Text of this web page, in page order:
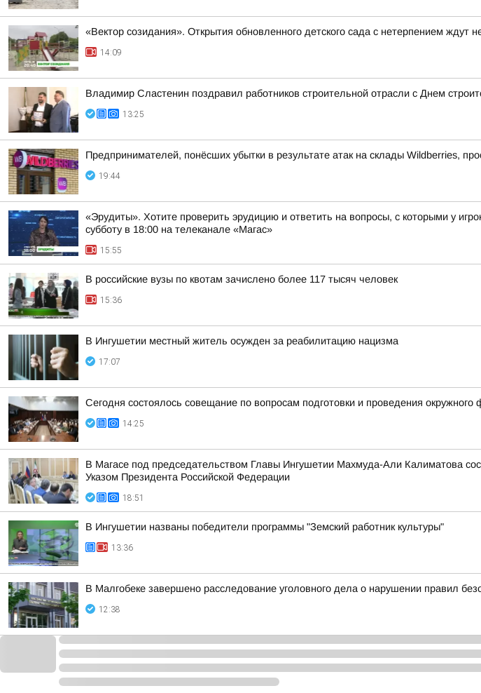
«Вектор созидания». Открытия обновленного детского сада с нетерпением ждут
14:09
Владимир Сластенин поздравил работников строительной отрасли с Днем
13:25
Предпринимателей, понёсших убытки в результате атак на склады Wildberries,
19:44
«Эрудиты». Хотите проверить эрудицию и ответить на вопросы, с которыми у
субботу в 18:00 на телеканале «Магас»
15:55
В российские вузы по квотам зачислено более 117 тысяч человек
15:36
В Ингушетии местный житель осужден за реабилитацию нацизма
17:07
Сегодня состоялось совещание по вопросам подготовки и проведения
14:25
В Магасе под председательством Главы Ингушетии Махмуда-Али Калиматова
Указом Президента Российской Федерации
18:51
В Ингушетии названы победители программы "Земский работник культуры"
13:36
В Малгобеке завершено расследование уголовного дела о нарушении правил
12:38